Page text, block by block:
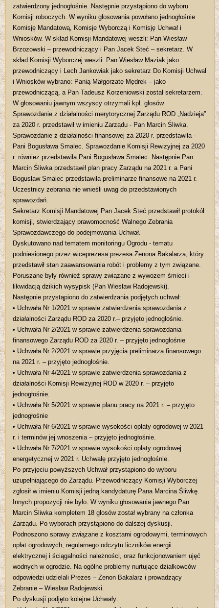
zatwierdzony jednogłośnie. Następnie przystąpiono do wyboru
Komisji roboczych. W wyniku głosowania powołano jednogłośnie
Komisję Mandatową, Komisje Wyborczą i Komisję Uchwał i
Wniosków. W skład Komisji Mandatowej weszli: Pan Wiesław
Brzozowski – przewodniczący i Pan Jacek Steć – sekretarz. W
skład Komisji Wyborczej weszli: Pan Wiesław Maziak jako
przewodniczący i Lech Jankowiak jako sekretarz Do Komisji Uchwał
i Wniosków wybrano: Panią Małgorzatę Mędrek – jako
przewodniczącą, a Pan Tadeusz Korzeniowski został sekretarzem.
W głosowaniu jawnym wszyscy otrzymali kpl. głosów
Sprawozdanie z działalności merytorycznej Zarządu ROD „Nadzieja”
za 2020 r. przedstawił w imieniu Zarządu - Pan Marcin Śliwka.
Sprawozdanie z działalności finansowej za 2020 r. przedstawiła -
Pani Bogusława Smalec. Sprawozdanie Komisji Rewizyjnej za 2020
r. również przedstawiła Pani Bogusława Smalec. Następnie Pan
Marcin Śliwka przedstawił plan pracy Zarządu na 2021 r. a Pani
Bogusław Smalec przedstawiła preliminarze finansowe na 2021 r.
Uczestnicy zebrania nie wnieśli uwag do przedstawionych
sprawozdań.
Sekretarz Komisji Mandatowej Pan Jacek Steć przedstawił protokół
komisji, stwierdzający prawomocność Walnego Zebrania
Sprawozdawczego do podejmowania Uchwał.
Dyskutowano nad tematem monitoringu Ogrodu - tematu
podniesionego przez wiceprezesa prezesa Zenona Bakalarza, który
przedstawił stan zaawansowania robót i problemy z tym związane.
Poruszane były również sprawy związane z wywozem śmieci i
likwidacją dzikich wysypisk (Pan Wiesław Radojewski).
Następnie przystąpiono do zatwierdzania podjętych uchwał:
• Uchwała Nr 1/2021 w sprawie zatwierdzenia sprawozdania z
działalności Zarządu ROD za 2020 r.– przyjęto jednogłośnie.
• Uchwała Nr 2/2021 w sprawie zatwierdzenia sprawozdania
finansowego Zarządu ROD za 2020 r. – przyjęto jednogłośnie
• Uchwała Nr 2/2021 w sprawie przyjęcia preliminarza finansowego
na 2021 r. – przyjęto jednogłośnie.
• Uchwała Nr 4/2021 w sprawie zatwierdzenia sprawozdania z
działalności Komisji Rewizyjnej ROD w 2020 r. – przyjęto
jednogłośnie.
• Uchwała Nr 5/2021 w sprawie planu pracy na 2021 r. – przyjęto
jednogłośnie
• Uchwała Nr 6/2021 w sprawie wysokości opłaty ogrodowej w 2021
r. i terminów jej wnoszenia – przyjęto jednogłośnie.
• Uchwała Nr 7/2021 w sprawie wysokości opłaty ogrodowej
energetycznej w 2021 r. Uchwałę przyjęto jednogłośnie.
Po przyjęciu powyższych Uchwał przystąpiono do wyboru
uzupełniającego do Zarządu. Przewodniczący Komisji Wyborczej
zgłosił w imieniu Komisji jedną kandydaturę Pana Marcina Śliwkę.
Innych propozycji nie było. W wyniku głosowania jawnego Pan
Marcin Śliwka kompletem 18 głosów został wybrany na członka
Zarządu. Po wyborach przystąpiono do dalszej dyskusji.
Podnoszono sprawy związane z kosztami ogrodowymi, terminowych
opłat ogrodowych, regularnego odczytu liczników energii
elektrycznej i ściągalności należności, oraz funkcjonowaniem ujęć
wodnych w ogrodzie. Na ogólne problemy nurtujące działkowców
odpowiedzi udzielali Prezes – Zenon Bakalarz i prowadzący
Zebranie – Wiesław Radojewski.
Po dyskusji podjęto kolejne Uchwały: